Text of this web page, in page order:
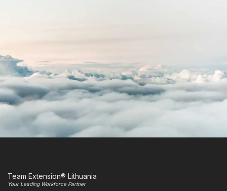
Team Extension® Lithuania
Your Leading Workforce Partner